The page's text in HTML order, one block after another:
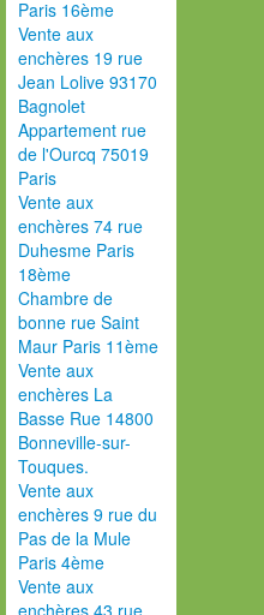
Paris 16ème
Vente aux
enchères 19 rue
Jean Lolive 93170
Bagnolet
Appartement rue
de l'Ourcq 75019
Paris
Vente aux
enchères 74 rue
Duhesme Paris
18ème
Chambre de
bonne rue Saint
Maur Paris 11ème
Vente aux
enchères La
Basse Rue 14800
Bonneville-sur-
Touques.
Vente aux
enchères 9 rue du
Pas de la Mule
Paris 4ème
Vente aux
enchères 43 rue